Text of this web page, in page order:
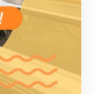
リフォー